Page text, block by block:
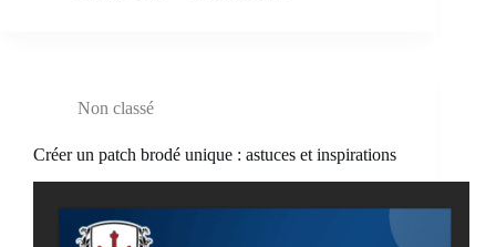
Non classé
Créer un patch brodé unique : astuces et inspirations